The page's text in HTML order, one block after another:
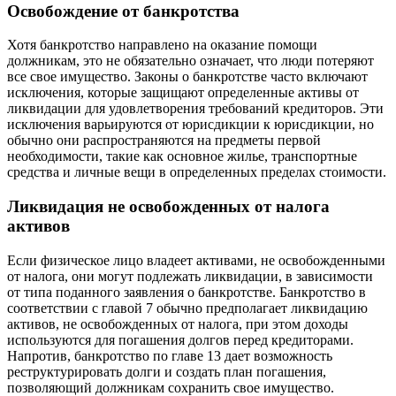
Освобождение от банкротства
Хотя банкротство направлено на оказание помощи
должникам, это не обязательно означает, что люди потеряют
все свое имущество. Законы о банкротстве часто включают
исключения, которые защищают определенные активы от
ликвидации для удовлетворения требований кредиторов. Эти
исключения варьируются от юрисдикции к юрисдикции, но
обычно они распространяются на предметы первой
необходимости, такие как основное жилье, транспортные
средства и личные вещи в определенных пределах стоимости.
Ликвидация не освобожденных от налога
активов
Если физическое лицо владеет активами, не освобожденными
от налога, они могут подлежать ликвидации, в зависимости
от типа поданного заявления о банкротстве. Банкротство в
соответствии с главой 7 обычно предполагает ликвидацию
активов, не освобожденных от налога, при этом доходы
используются для погашения долгов перед кредиторами.
Напротив, банкротство по главе 13 дает возможность
реструктурировать долги и создать план погашения,
позволяющий должникам сохранить свое имущество.